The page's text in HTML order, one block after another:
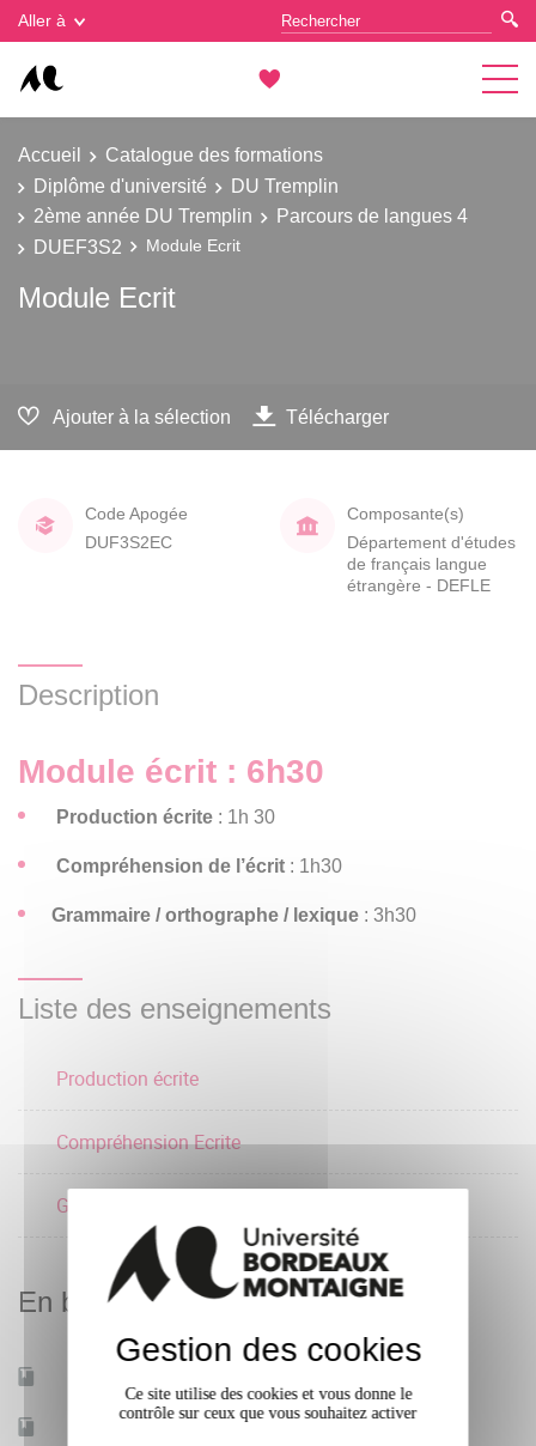
Aller à
Accueil
Catalogue des formations
Diplôme d'université
DU Tremplin
2ème année DU Tremplin
Parcours de langues 4
DUEF3S2
Module Ecrit
Module Ecrit
Ajouter à la sélection Télécharger
Code Apogée
DUF3S2EC
Composante(s)
Département d'études
de français langue
étrangère - DEFLE
Description
Module écrit : 6h30
Production écrite : 1h 30
Compréhension de l’écrit : 1h30
Grammaire / orthographe / lexique : 3h30
Liste des enseignements
Production écrite
Compréhension Ecrite
Grammaire Orthographe
En bref
Gestion des cookies
Gestion des cookies
Ce site utilise des cookies et vous donne le
contrôle sur ceux que vous souhaitez activer